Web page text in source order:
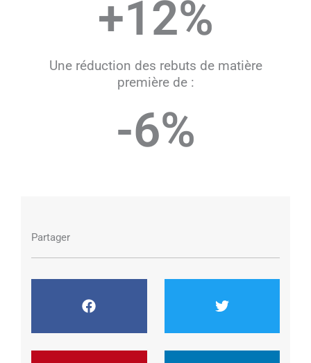
+12%
Une réduction des rebuts de matière
première de :
-6%
Partager